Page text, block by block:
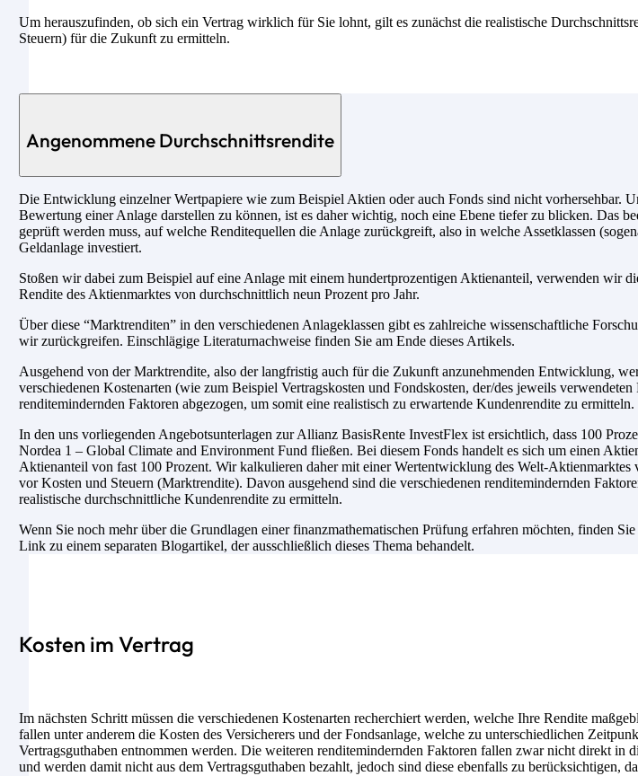
Um herauszufinden, ob sich ein Vertrag wirklich für Sie lohnt, gilt es zunächst die realistische
Steuern) für die Zukunft zu ermitteln.
Angenommene Durchschnittsrendite
Die Entwicklung einzelner Wertpapiere wie zum Beispiel Aktien oder auch Fonds sind nicht vorhersehbar.
Bewertung einer Anlage darstellen zu können, ist es daher wichtig, noch eine Ebene tiefer zu blicken. Das
geprüft werden muss, auf welche Renditequellen die Anlage zurückgreift, also in welche Assetklassen
Geldanlage investiert.
Stoßen wir dabei zum Beispiel auf eine Anlage mit einem hundertprozentigen Aktienanteil, verwenden wir
Rendite des Aktienmarktes von durchschnittlich neun Prozent pro Jahr.
Über diese “Marktrenditen” in den verschiedenen Anlageklassen gibt es zahlreiche wissenschaftliche
wir zurückgreifen. Einschlägige Literaturnachweise finden Sie am Ende dieses Artikels.
Ausgehend von der Marktrendite, also der langfristig auch für die Zukunft anzunehmenden Entwicklung,
verschiedenen Kostenarten (wie zum Beispiel Vertragskosten und Fondskosten, der/des jeweils
renditemindernden Faktoren abgezogen, um somit eine realistisch zu erwartende Kundenrendite zu ermitteln.
In den uns vorliegenden Angebotsunterlagen zurAllianz BasisRente InvestFlexist ersichtlich, dass 100
Nordea 1 – Global Climate and Environment Fund fließen. Bei diesem Fonds handelt es sich um einen
Aktienanteil von fast 100 Prozent. Wir kalkulieren daher mit einer Wertentwicklung des Welt-Aktienmarktes
vor Kosten und Steuern (Marktrendite). Davon ausgehend sind die verschiedenen renditemindernden
realistische durchschnittliche Kundenrendite zu ermitteln.
Wenn Sie noch mehr über die Grundlagen einer finanzmathematischen Prüfung erfahren möchten, finden
Link zu einem separaten Blogartikel, der ausschließlich dieses Thema behandelt.
Kosten im Vertrag
Im nächsten Schritt müssen die verschiedenen Kostenarten recherchiert werden, welche Ihre Rendite
fallen unter anderem die Kosten des Versicherers und der Fondsanlage, welche zu unterschiedlichen
Vertragsguthaben entnommen werden. Die weiteren renditemindernden Faktoren fallen zwar nicht direkt in
und werden damit nicht aus dem Vertragsguthaben bezahlt, jedoch sind diese ebenfalls zu berücksichtigen,